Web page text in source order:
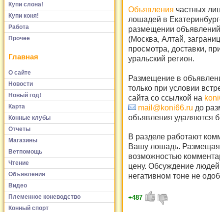
Купи слона!
Купи коня!
Работа
Прочее
Главная
О сайте
Новости
Новый год!
Карта
Конные клубы
Отчеты
Магазины
Ветпомощь
Чтение
Объявления
Видео
Племенное коневодство
Конный спорт
Объявления частных
лошадей в
размещении
(Москва, Алтай,
просмотра, доставки,
уральский регион.
Размещение в
только при условии
сайта со ссылкой на
mail@koni66.ru до
объявления удаляются
В разделе работают
Вашу лошадь. Размещая
возможностью
цену. Обсуждение
негативном тоне не
+487